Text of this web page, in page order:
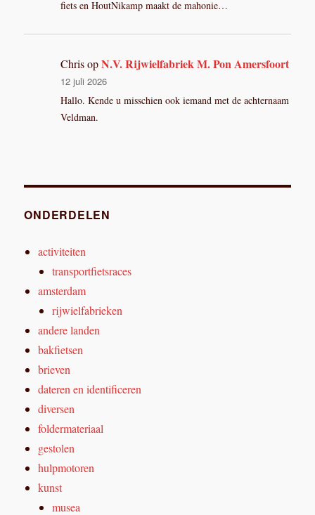
fiets en HoutNikamp maakt de mahonie…
ChrisopN.V. Rijwielfabriek M. Pon Amersfoort
12 juli 2026
Hallo. Kende u misschien ook iemand met de achternaam
Veldman.
ONDERDELEN
activiteiten
transportfietsraces
amsterdam
rijwielfabrieken
andere landen
bakfietsen
brieven
dateren en identificeren
diversen
foldermateriaal
gestolen
hulpmotoren
kunst
musea